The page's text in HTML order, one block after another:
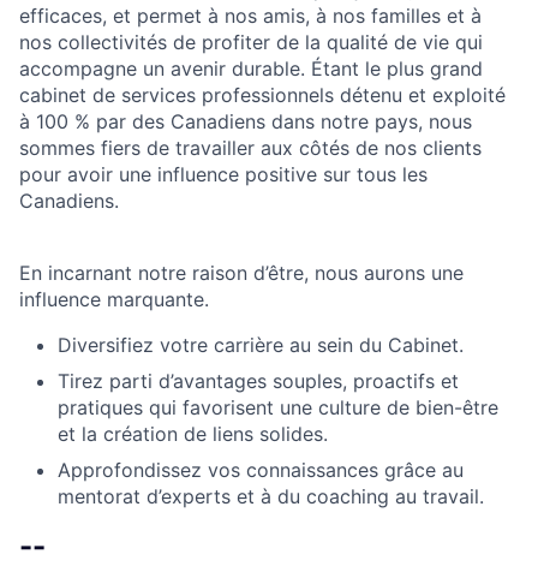
efficaces, et permet à nos amis, à nos familles et à
nos collectivités de profiter de la qualité de vie qui
accompagne un avenir durable. Étant le plus grand
cabinet de services professionnels détenu et exploité
à 100 % par des Canadiens dans notre pays, nous
sommes fiers de travailler aux côtés de nos clients
pour avoir une influence positive sur tous les
Canadiens.
En incarnant notre raison d’être, nous aurons une
influence marquante.
Diversifiez votre carrière au sein du Cabinet.
Tirez parti d’avantages souples, proactifs et
pratiques qui favorisent une culture de bien-être
et la création de liens solides.
Approfondissez vos connaissances grâce au
mentorat d’experts et à du coaching au travail.
--